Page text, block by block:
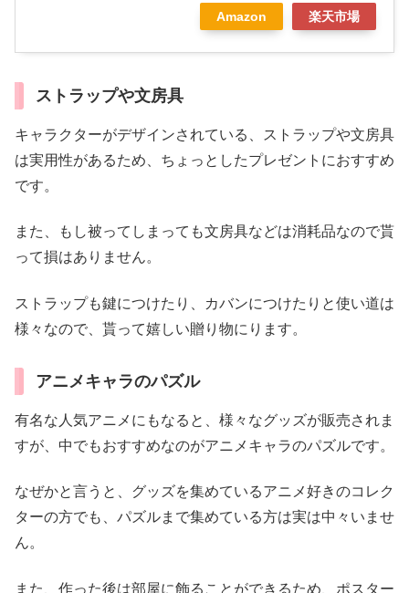
Amazon 楽天市場
ストラップや文房具
キャラクターがデザインされている、ストラップや文房具
は実用性があるため、ちょっとしたプレゼントにおすすめ
です。
また、もし被ってしまっても文房具などは消耗品なので貰
って損はありません。
ストラップも鍵につけたり、カバンにつけたりと使い道は
様々なので、貰って嬉しい贈り物にります。
アニメキャラのパズル
有名な人気アニメにもなると、様々なグッズが販売されま
すが、中でもおすすめなのがアニメキャラのパズルです。
なぜかと言うと、グッズを集めているアニメ好きのコレク
ターの方でも、パズルまで集めている方は実は中々いませ
ん。
また、作った後は部屋に飾ることができるため、ポスター